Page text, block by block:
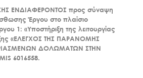
ΕΝΔΙΑΦΕΡΟΝΤΟΣ προς σύναψη
Έργου στο πλαίσιο
1: «Υποστήριξη της λειτουργίας
«ΕΛΕΓΧΟΣ ΤΗΣ ΠΑΡΑΝΟΜΗΣ
ΔΟΛΩΜΑΤΩΝ ΣΤΗΝ
6016558.